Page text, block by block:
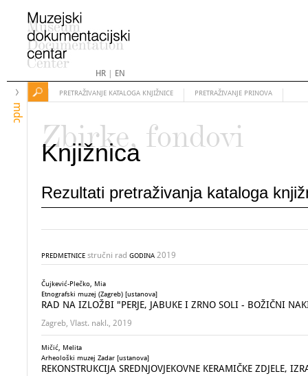
HR| EN
mdc
PRETRAŽIVANJE KATALOGA KNJIŽNICE PRETRAŽIVANJE PRINOVA
Zbirke, fondovi
Knjižnica
Rezultati pretraživanja kataloga
PREDMETNICE stručni rad GODINA 2019
Čujkević-Plečko, Mia
Etnografski muzej (Zagreb) [ustanova]
RAD NA IZLOŽBI "PERJE, JABUKE I ZRNO SOLI - BOŽIČNI
Zagreb, Vlast. nakl., 2019
Mičić, Melita
Arheološki muzej Zadar [ustanova]
REKONSTRUKCIJA SREDNJOVJEKOVNE KERAMIČKE ZDJELE,